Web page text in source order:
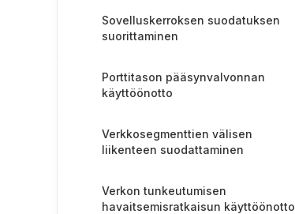
Sovelluskerroksen suodatuksen
suorittaminen
Porttitason pääsynvalvonnan
käyttöönotto
Verkkosegmenttien välisen
liikenteen suodattaminen
Verkon tunkeutumisen
havaitsemisratkaisun käyttöönotto